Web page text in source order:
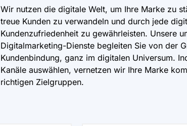
Wir nutzen die digitale Welt, um Ihre Marke zu
treue Kunden zu verwandeln und durch jede
Kundenzufriedenheit zu gewährleisten. Unsere
Digitalmarketing-Dienste begleiten Sie von der
Kundenbindung, ganz im digitalen Universum.
Kanäle auswählen, vernetzen wir Ihre Marke
richtigen Zielgruppen.